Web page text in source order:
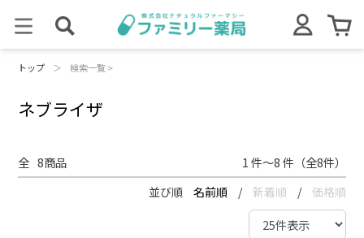
トップ ＞ 検索一覧 >
ネブライザ
全 8商品 1 件～8 件（全8件）
並び順 名前順 / 新着順 / 価格順